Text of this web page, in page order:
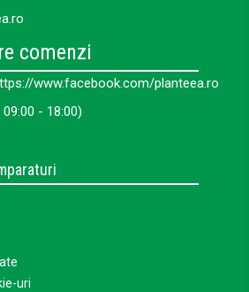
comenzi
www.facebook.com/planteea.ro
- 18:00)
uri